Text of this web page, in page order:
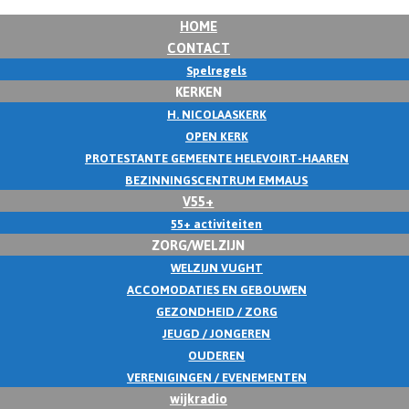
HOME
CONTACT
Spelregels
KERKEN
H. NICOLAASKERK
OPEN KERK
PROTESTANTE GEMEENTE HELEVOIRT-HAAREN
BEZINNINGSCENTRUM EMMAUS
V55+
55+ activiteiten
ZORG/WELZIJN
WELZIJN VUGHT
ACCOMODATIES EN GEBOUWEN
GEZONDHEID / ZORG
JEUGD / JONGEREN
OUDEREN
VERENIGINGEN / EVENEMENTEN
wijkradio